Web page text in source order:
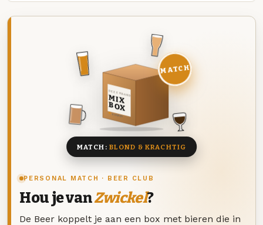
PERSONAL MATCH · BEER CLUB
Hou je vanZwickel?
De Beer koppelt je aan een box met bieren die in
DEZE MAAND
MIX
BOX
8 BIEREN
MATCH
MATCH: BLOND & KRACHTIG